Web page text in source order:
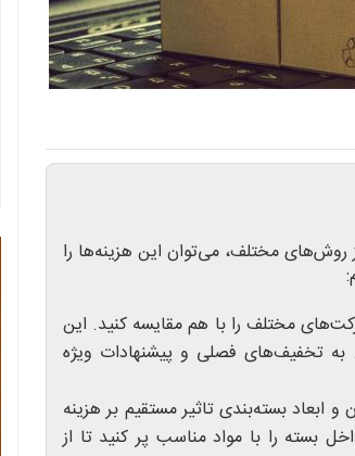
روش‌های مختلف، می‌توان این هزینه‌ها را
مختلف را با هم مقایسه کنید. این
به تخفیف‌های فصلی و پیشنهادات ویژه
بسته‌بندی تاثیر مستقیم بر هزینه
بسته را با مواد مناسب پر کنید تا از